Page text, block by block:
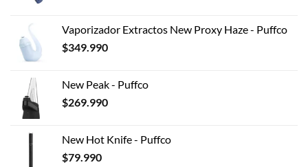
de
producto
Vaporizador Extractos New Proxy Haze - Puffco
$349.990
New Peak - Puffco
$269.990
New Hot Knife - Puffco
$79.990